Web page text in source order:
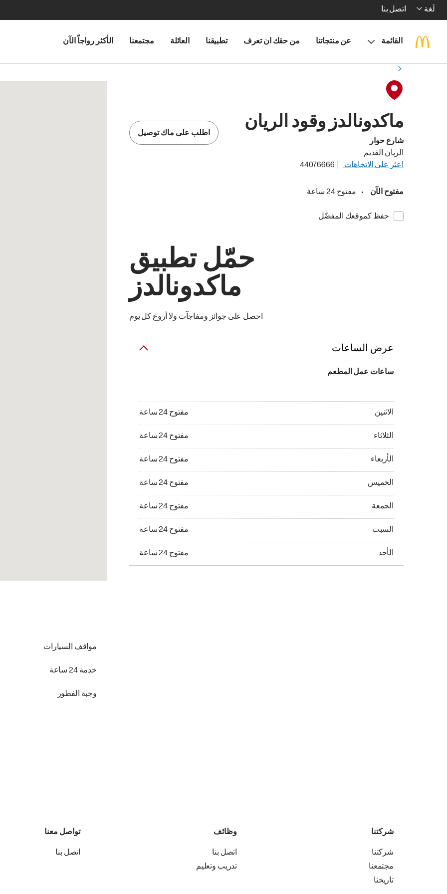
لُغة اتصل بنا
القائمة عن منتجاتنا من حقك ان تعرف تطبيقنا العائلة مجتمعنا الأكثر رواجاً الآن
ماكدونالدز وقود الريان
شارع حوار
الريان القديم
اعثر على الاتجاهات
44076666
مفتوح الآن • مفتوح 24 ساعة
حفظ كموقعك المفضّل
اطلب على ماك توصيل
حمّل تطبيق
ماكدونالدز
احصل على جوائز ومفاجآت ولا أروع كل يوم
عرض الساعات
ساعات عمل المطعم
الاثنين مفتوح 24 ساعة
الاثنين مفتوح 24 ساعة
الثلاثاء مفتوح 24 ساعة
الثلاثاء مفتوح 24 ساعة
الأربعاء مفتوح 24 ساعة
الأربعاء مفتوح 24 ساعة
الخميس مفتوح 24 ساعة
الخميس مفتوح 24 ساعة
الجمعة مفتوح 24 ساعة
الجمعة مفتوح 24 ساعة
السبت مفتوح 24 ساعة
السبت مفتوح 24 ساعة
الأحد مفتوح 24 ساعة
الأحد مفتوح 24 ساعة
مواقف السيارات
خدمة 24 ساعة
وجبة الفطور
شركتنا
شركتنا
مجتمعنا
تاريخنا
وظائف
اتصل بنا
تدريب وتعليم
تواصل معنا
اتصل بنا